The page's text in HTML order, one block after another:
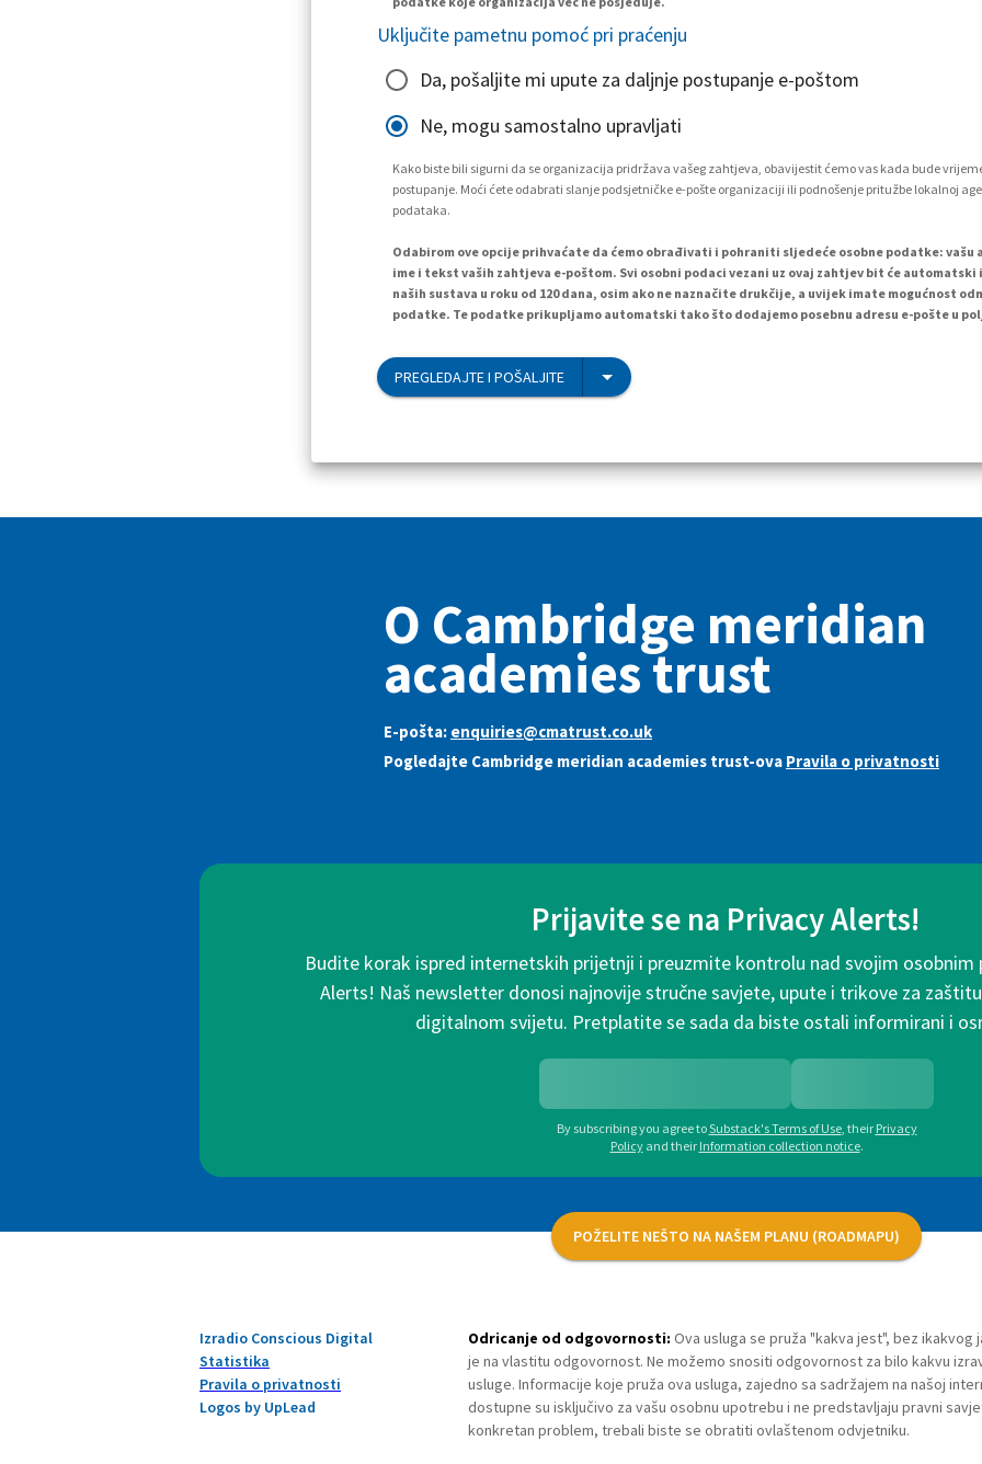
Uključite pametnu pomoć pri praćenju
Da, pošaljite mi upute za daljnje postupanje e-poštom
Ne, mogu samostalno upravljati
Kako biste bili sigurni da se organizacija pridržava vašeg zahtjeva, obavijestit ćemo vas kada bude
postupanje. Moći ćete odabrati slanje podsjetničke e-pošte organizaciji ili podnošenje pritužbe lokalnoj
podataka.
Odabirom ove opcije prihvaćate da ćemo obrađivati i pohraniti sljedeće osobne podatke: vašu
ime i tekst vaših zahtjeva e-poštom. Svi osobni podaci vezani uz ovaj zahtjev bit će automatski
naših sustava u roku od 120 dana, osim ako ne naznačite drukčije, a uvijek imate mogućnost
podatke. Te podatke prikupljamo automatski tako što dodajemo posebnu adresu e-pošte u
PREGLEDAJTE I POŠALJITE
O Cambridge meridian
academies trust
E-pošta: enquiries@cmatrust.co.uk
Pogledajte Cambridge meridian academies trust-ova Pravila o privatnosti
Prijavite se na Privacy Alerts!
Budite korak ispred internetskih prijetnji i preuzmite kontrolu nad svojim osobnim
Alerts! Naš newsletter donosi najnovije stručne savjete, upute i trikove za
digitalnom svijetu. Pretplatite se sada da biste ostali informirani i
By subscribing you agree toSubstack's Terms of Use, their Privacy
Policy and their Information collection notice.
POŽELITE NEŠTO NA NAŠEM PLANU (ROADMAPU)
Izradio Conscious Digital
Statistika
Pravila o privatnosti
Logos by UpLead
Odricanje od odgovornosti: Ova usluga se pruža "kakva jest", bez
je na vlastitu odgovornost. Ne možemo snositi odgovornost za bilo kakvu
usluge. Informacije koje pruža ova usluga, zajedno sa sadržajem na našoj
dostupne su isključivo za vašu osobnu upotrebu i ne predstavljaju pravni
konkretan problem, trebali biste se obratiti ovlaštenom odvjetniku.